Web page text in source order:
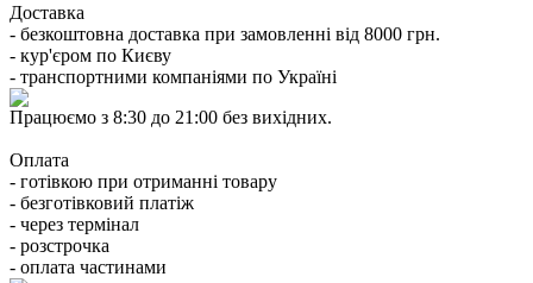
Доставка
- безкоштовна доставка при замовленні від 8000 грн.
- кур'єром по Києву
- транспортними компаніями по Україні
Працюємо з 8:30 до 21:00 без вихідних.
Оплата
- готівкою при отриманні товару
- безготівковий платіж
- через термінал
- розстрочка
- оплата частинами